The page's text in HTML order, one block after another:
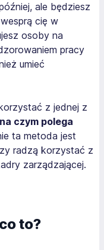
ale będziesz
cię w
osoby na
pracy
umieć
z jednej z
czym polega
ta metoda jest
radzą korzystać z
zarządzającej.
to?